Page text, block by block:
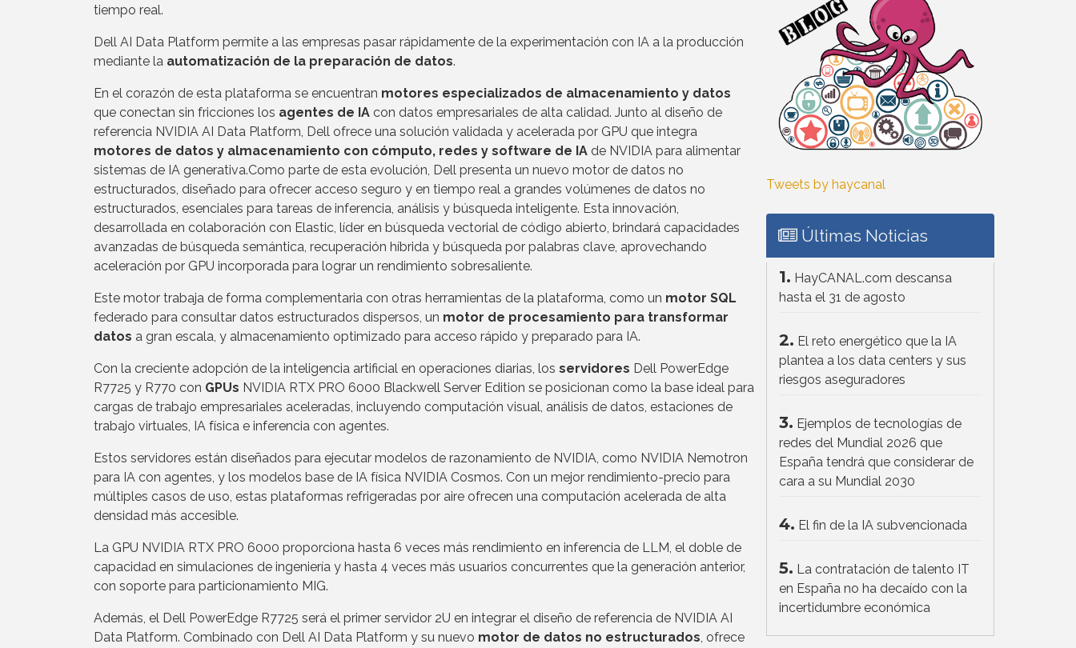
tiempo real.
Dell AI Data Platform permite a las empresas pasar rápidamente de la experimentación con IA a la producción
mediante la automatización de la preparación de datos.
En el corazón de esta plataforma se encuentran motores especializados de almacenamiento y datos
que conectan sin fricciones los agentes de IA con datos empresariales de alta calidad. Junto al diseño de
referencia NVIDIA AI Data Platform, Dell ofrece una solución validada y acelerada por GPU que integra
motores de datos y almacenamiento con cómputo, redes y software de IA de NVIDIA para alimentar
sistemas de IA generativa.Como parte de esta evolución, Dell presenta un nuevo motor de datos no
estructurados, diseñado para ofrecer acceso seguro y en tiempo real a grandes volúmenes de datos no
estructurados, esenciales para tareas de inferencia, análisis y búsqueda inteligente. Esta innovación,
desarrollada en colaboración con Elastic, líder en búsqueda vectorial de código abierto, brindará capacidades
avanzadas de búsqueda semántica, recuperación híbrida y búsqueda por palabras clave, aprovechando
aceleración por GPU incorporada para lograr un rendimiento sobresaliente.
Este motor trabaja de forma complementaria con otras herramientas de la plataforma, como un motor SQL
federado para consultar datos estructurados dispersos, un motor de procesamiento para transformar
datos a gran escala, y almacenamiento optimizado para acceso rápido y preparado para IA.
Con la creciente adopción de la inteligencia artificial en operaciones diarias, los servidores Dell PowerEdge
R7725 y R770 con GPUs NVIDIA RTX PRO 6000 Blackwell Server Edition se posicionan como la base ideal para
cargas de trabajo empresariales aceleradas, incluyendo computación visual, análisis de datos, estaciones de
trabajo virtuales, IA física e inferencia con agentes.
Estos servidores están diseñados para ejecutar modelos de razonamiento de NVIDIA, como NVIDIA Nemotron
para IA con agentes, y los modelos base de IA física NVIDIA Cosmos. Con un mejor rendimiento-precio para
múltiples casos de uso, estas plataformas refrigeradas por aire ofrecen una computación acelerada de alta
densidad más accesible.
La GPU NVIDIA RTX PRO 6000 proporciona hasta 6 veces más rendimiento en inferencia de LLM, el doble de
capacidad en simulaciones de ingeniería y hasta 4 veces más usuarios concurrentes que la generación anterior,
con soporte para particionamiento MIG.
Además, el Dell PowerEdge R7725 será el primer servidor 2U en integrar el diseño de referencia de NVIDIA AI
Data Platform. Combinado con Dell AI Data Platform y su nuevo motor de datos no estructurados, ofrece
Tweets by haycanal
Últimas Noticias
1. HayCANAL.com descansa
hasta el 31 de agosto
2. El reto energético que la IA
plantea a los data centers y sus
riesgos aseguradores
3. Ejemplos de tecnologías de
redes del Mundial 2026 que
España tendrá que considerar de
cara a su Mundial 2030
4. El fin de la IA subvencionada
5. La contratación de talento IT
en España no ha decaído con la
incertidumbre económica